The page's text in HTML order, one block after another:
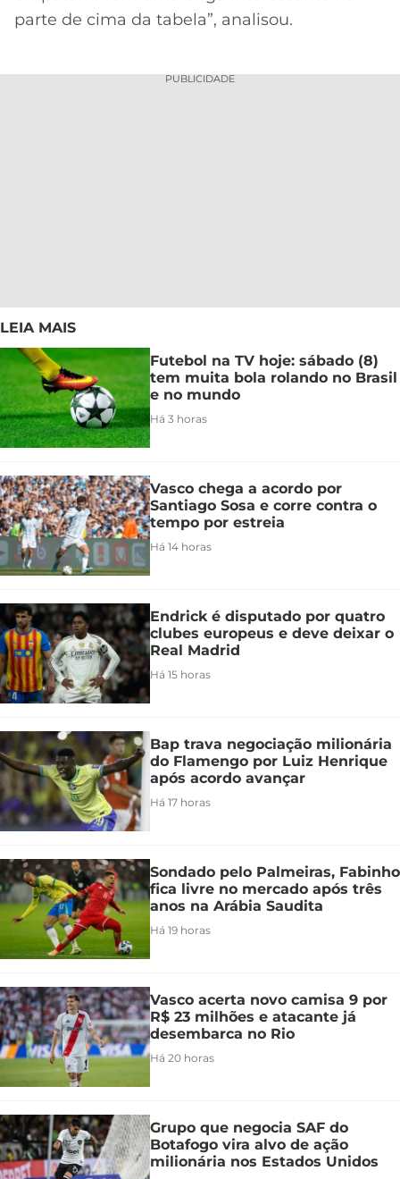
parte de cima da tabela”, analisou.
PUBLICIDADE
LEIA MAIS
Futebol na TV hoje: sábado (8)
tem muita bola rolando no Brasil
e no mundo
Há 3 horas
Vasco chega a acordo por
Santiago Sosa e corre contra o
tempo por estreia
Há 14 horas
Endrick é disputado por quatro
clubes europeus e deve deixar o
Real Madrid
Há 15 horas
Bap trava negociação milionária
do Flamengo por Luiz Henrique
após acordo avançar
Há 17 horas
Sondado pelo Palmeiras, Fabinho
fica livre no mercado após três
anos na Arábia Saudita
Há 19 horas
Vasco acerta novo camisa 9 por
R$ 23 milhões e atacante já
desembarca no Rio
Há 20 horas
Grupo que negocia SAF do
Botafogo vira alvo de ação
milionária nos Estados Unidos